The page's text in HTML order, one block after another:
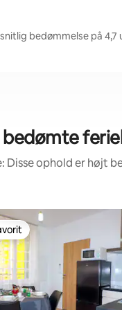
bedømmelse på
Disse ophold er højt